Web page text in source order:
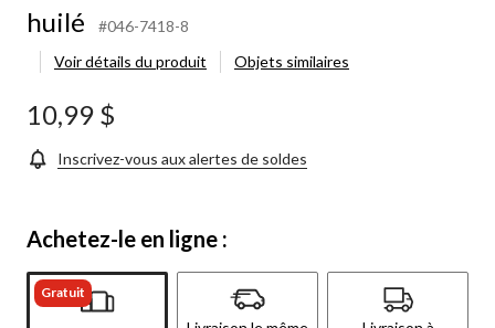
huilé
#046-7418-8
Voir détails du produit
Objets similaires
10,99 $
Inscrivez-vous aux alertes de soldes
Achetez-le en ligne :
Gratuit